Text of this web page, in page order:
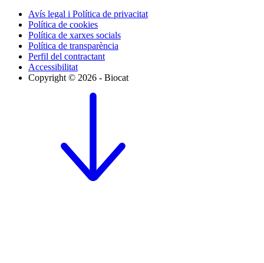
Avís legal i Política de privacitat
Política de cookies
Política de xarxes socials
Política de transparència
Perfil del contractant
Accessibilitat
Copyright © 2026 - Biocat